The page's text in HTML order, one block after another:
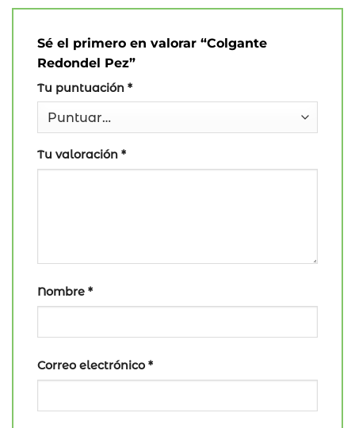
Sé el primero en valorar “Colgante
Redondel Pez”
Tu puntuación *
Tu valoración *
Nombre *
Correo electrónico *